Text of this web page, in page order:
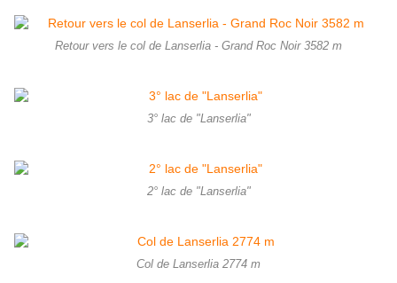
Retour vers le col de Lanserlia - Grand Roc Noir 3582 m
3° lac de "Lanserlia"
2° lac de "Lanserlia"
Col de Lanserlia 2774 m